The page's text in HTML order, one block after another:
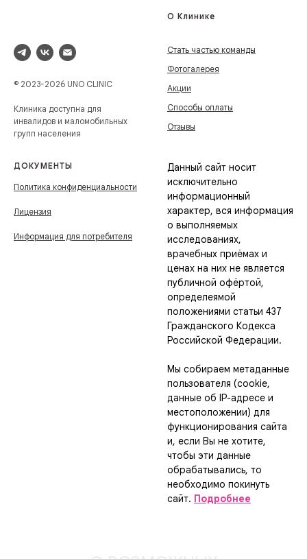
© 2023-2026 UNO CLINIC
Клиника доступна для
инвалидов и маломобильных
групп населения
О Клинике
Стать частью команды
Фотогалерея
Акции
Способы оплаты
Отзывы
ДОКУМЕНТЫ
Политика конфиденциальности
Лицензия
Информация для потребителя
Данный сайт носит
исключительно
информационный
характер, вся информация
о выполняемых
исследованиях,
врачебных приёмах и
ценах на них не является
публичной офёртой,
определеямой
положениями статьи 437
Гражданского Кодекса
Российской Федерации.
Мы собираем метаданные
пользователя (cookie,
данные об IP-адресе и
местоположении) для
функционирования сайта
и, если Вы не хотите,
чтобы эти данные
обрабатывались, то
необходимо покинуть
сайт. Подробнее